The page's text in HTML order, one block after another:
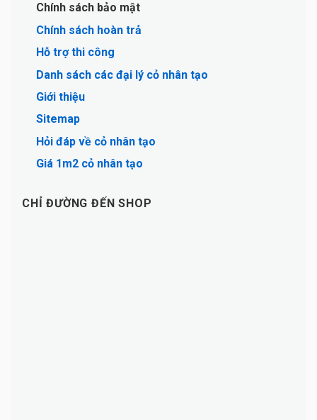
Chính sách bảo mật
Chính sách hoàn trả
Hỗ trợ thi công
Danh sách các đại lý cỏ nhân tạo
Giới thiệu
Sitemap
Hỏi đáp về cỏ nhân tạo
Giá 1m2 cỏ nhân tạo
CHỈ ĐƯỜNG ĐẾN SHOP